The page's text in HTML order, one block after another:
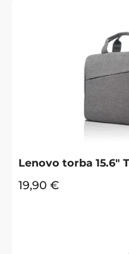
Lenovo torba 15.6"
19,90 €